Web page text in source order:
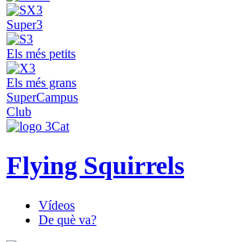
Super3
Els més petits
Els més grans
SuperCampus
Club
Flying Squirrels
Vídeos
De què va?